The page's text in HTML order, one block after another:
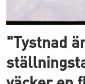
"Tystnad